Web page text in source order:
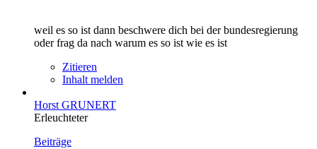
weil es so ist dann beschwere dich bei der bundesregierung
oder frag da nach warum es so ist wie es ist
Zitieren
Inhalt melden
Horst GRUNERT
Erleuchteter
Beiträge